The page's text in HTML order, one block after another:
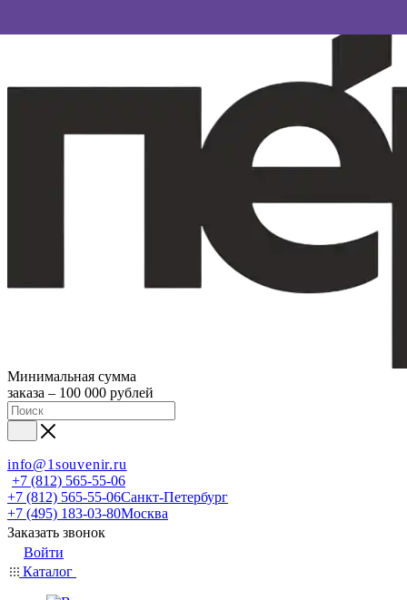
Минимальная сумма
заказа – 100 000 рублей
info@1souvenir.ru
+7 (812) 565-55-06
+7 (812) 565-55-06Санкт-Петербург
+7 (495) 183-03-80Москва
Заказать звонок
Войти
Каталог